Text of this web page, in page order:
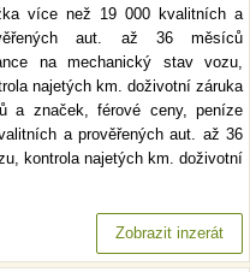
více než 19 000 kvalitních a
aut. až 36 měsíců
na mechanický stav vozu,
najetých km. doživotní záruka
a značek, férové ceny, peníze
a prověřených aut. až 36
kontrola najetých km. doživotní
Zobrazit inzerát